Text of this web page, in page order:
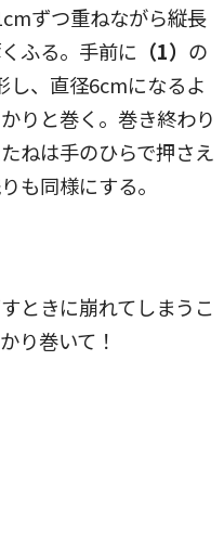
ずつ重ねながら縦長
ふる。手前に （1） の
し、直径6cmになるよ
りと巻く。巻き終わり
ねは手のひらで押さえ
も同様にする。
ときに崩れてしまうこ
り巻いて！